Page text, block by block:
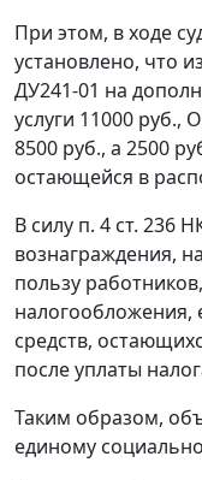
При этом, в ходе
установлено, что
ДУ241-01 на
услуги 11000 руб.,
8500 руб., а 2500
остающейся в
В силу п. 4 ст. 236
вознаграждения,
пользу
налогообложения,
средств,
после уплаты
Таким образом,
единому